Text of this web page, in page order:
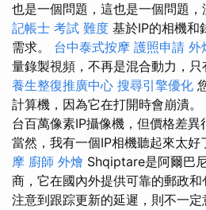
也是一個問題，這也是一個問題，
記帳士 考試 難度 基於IP的相機和
需求。 台中泰式按摩 護照申請 外
量錄製視頻，不再是混合動力，只
養生整復推廣中心 搜尋引擎優化
計算機，因為它在打開時會崩潰。
台百萬像素IP攝像機，但價格差異
當然，我有一個IP相機聽起來太好
摩 廚師 外燴 Shqiptare是阿爾巴
商，它在國內外提供可靠的郵政和
注意到跟踪更新的延遲，則不一